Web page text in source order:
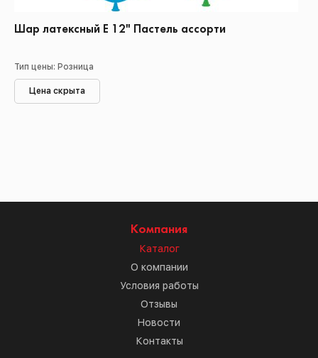
Шар латексный Е 12" Пастель ассорти
Тип цены: Розница
Цена скрыта
Компания
Каталог
О компании
Условия работы
Отзывы
Новости
Контакты